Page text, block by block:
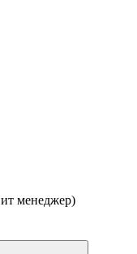
менеджер)